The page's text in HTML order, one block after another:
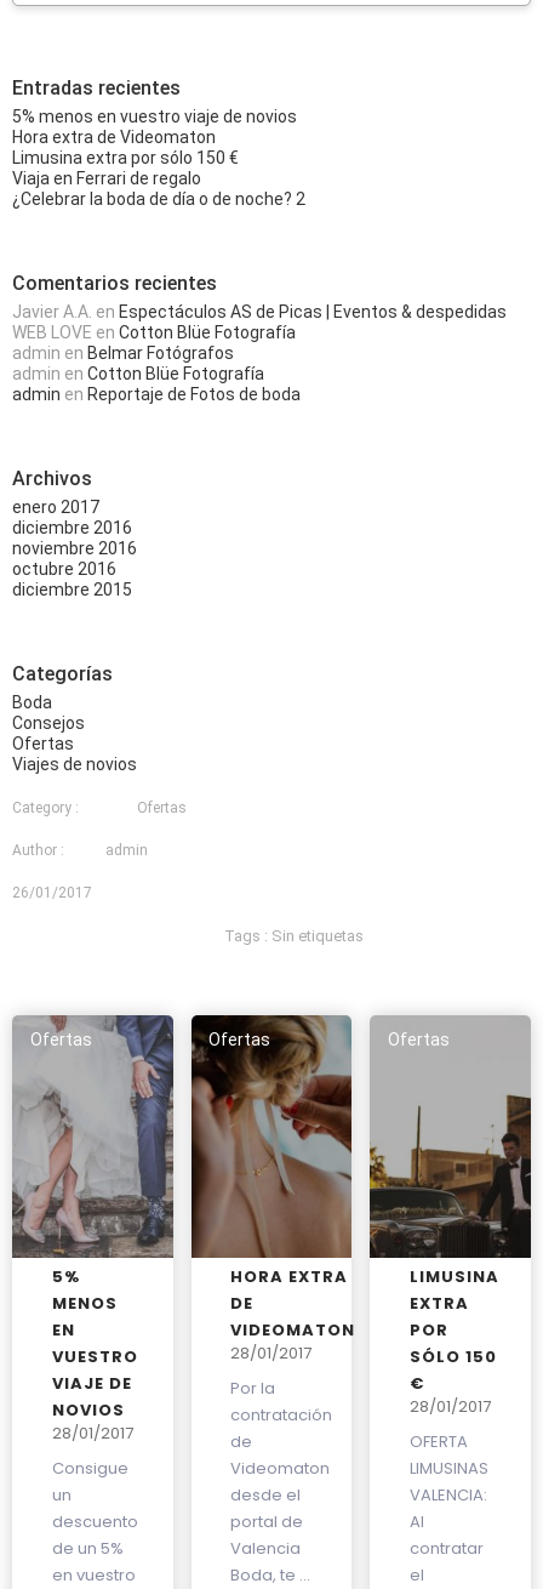
Entradas recientes
5% menos en vuestro viaje de novios
Hora extra de Videomaton
Limusina extra por sólo 150 €
Viaja en Ferrari de regalo
¿Celebrar la boda de día o de noche? 2
Comentarios recientes
Javier A.A. en Espectáculos AS de Picas | Eventos & despedidas
WEB LOVE en Cotton Blüe Fotografía
admin en Belmar Fotógrafos
admin en Cotton Blüe Fotografía
admin en Reportaje de Fotos de boda
Archivos
enero 2017
diciembre 2016
noviembre 2016
octubre 2016
diciembre 2015
Categorías
Boda
Consejos
Ofertas
Viajes de novios
Category : Ofertas
Author : admin
26/01/2017
Tags : Sin etiquetas
Ofertas
5%
MENOS
EN
VUESTRO
VIAJE DE
NOVIOS
28/01/2017
Consigue
un
descuento
de un 5%
en vuestro
Ofertas
HORA EXTRA
DE
VIDEOMATON
28/01/2017
Por la
contratación
de
Videomaton
desde el
portal de
Valencia
Boda, te ...
Ofertas
LIMUSINA
EXTRA
POR
SÓLO 150
€
28/01/2017
OFERTA
LIMUSINAS
VALENCIA:
Al
contratar
el